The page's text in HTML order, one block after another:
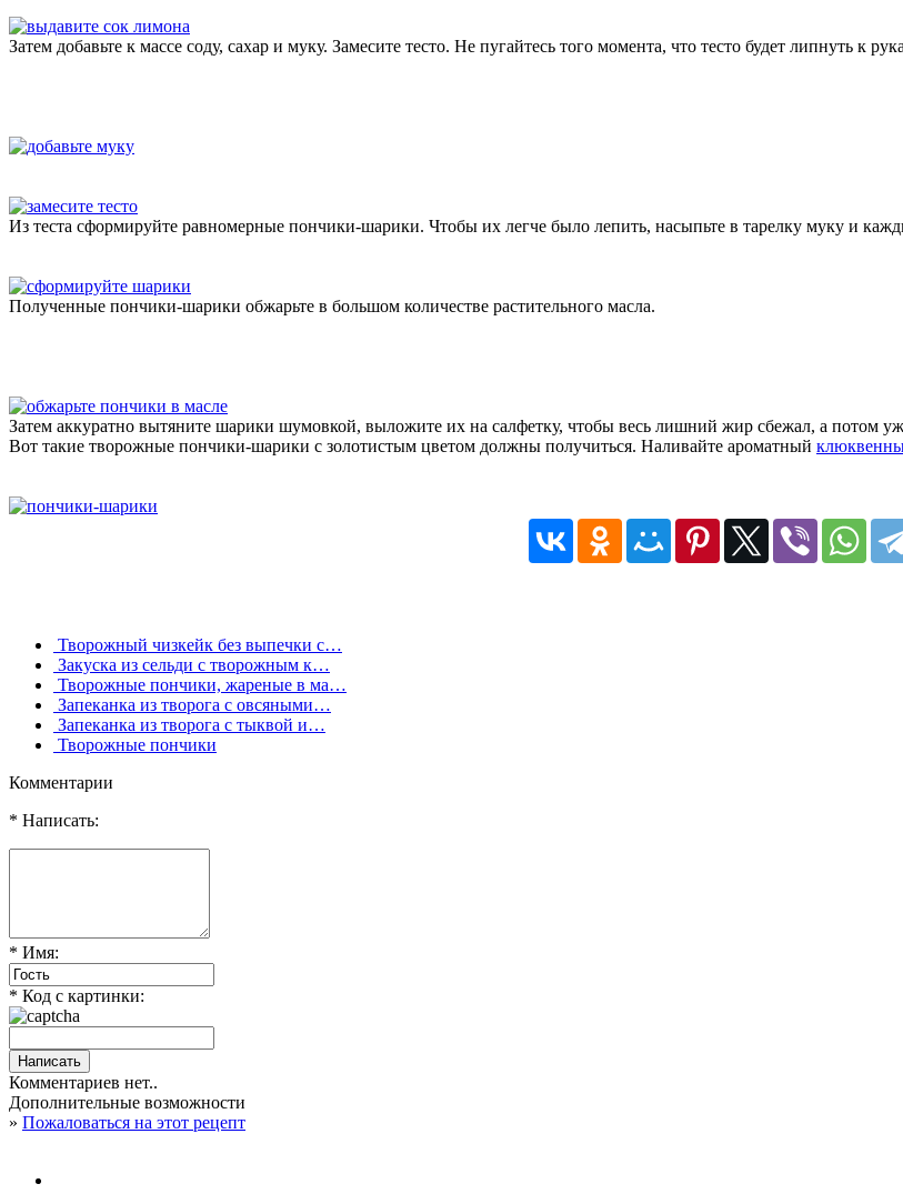
Затем добавьте к массе соду, сахар и муку. Замесите тесто. Не пугайтесь того момента, что тесто будет липнуть к
Из теста сформируйте равномерные пончики-шарики. Чтобы их легче было лепить, насыпьте в тарелку муку и
Полученные пончики-шарики обжарьте в большом количестве растительного масла.
Затем аккуратно вытяните шарики шумовкой, выложите их на салфетку, чтобы весь лишний жир сбежал, а потом
Вот такие творожные пончики-шарики с золотистым цветом должны получиться. Наливайте ароматный
Творожный чизкейк без выпечки с…
Закуска из сельди с творожным к…
Творожные пончики, жареные в ма…
Запеканка из творога с овсяными…
Запеканка из творога с тыквой и…
Творожные пончики
Комментарии
* Написать:
* Имя:
* Код с картинки:
Комментариев нет..
Дополнительные возможности
» Пожаловаться на этот рецепт